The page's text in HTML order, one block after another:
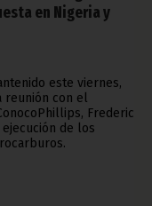
en Nigeria y
este viernes,
reunión con el
Frederic
de los